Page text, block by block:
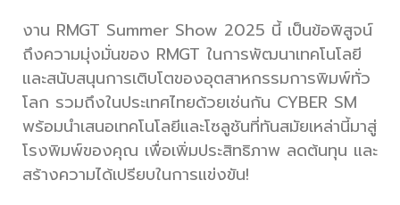
งาน RMGT Summer Show 2025 นี้ เป็นข้อพิสูจน์
ถึงความมุ่งมั่นของ RMGT ในการพัฒนาเทคโนโลยี
และสนับสนุนการเติบโตของอุตสาหกรรมการพิมพ์ทั่ว
โลก รวมถึงในประเทศไทยด้วยเช่นกัน CYBER SM
พร้อมนำเสนอเทคโนโลยีและโซลูชันที่ทันสมัยเหล่านี้มาสู่
โรงพิมพ์ของคุณ เพื่อเพิ่มประสิทธิภาพ ลดต้นทุน และ
สร้างความได้เปรียบในการแข่งขัน!